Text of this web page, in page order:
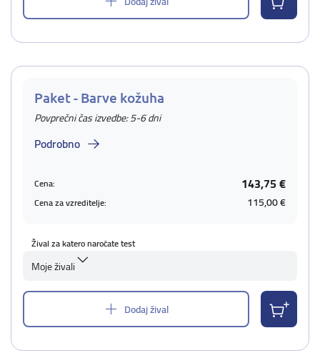
Paket - Barve kožuha
Povprečni čas izvedbe: 5-6 dni
Podrobno
Cena: 143,75 €
Cena za vzreditelje: 115,00 €
Žival za katero naročate test
Moje živali
Dodaj žival